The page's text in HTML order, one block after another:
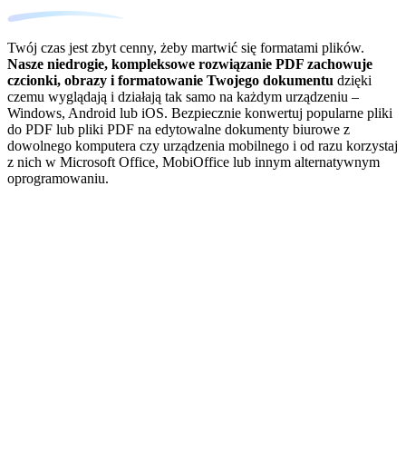
Twój czas jest zbyt cenny, żeby martwić się formatami plików.
Nasze niedrogie, kompleksowe rozwiązanie PDF zachowuje
czcionki, obrazy i formatowanie Twojego dokumentu dzięki
czemu wyglądają i działają tak samo na każdym urządzeniu –
Windows, Android lub iOS. Bezpiecznie konwertuj popularne pliki
do PDF lub pliki PDF na edytowalne dokumenty biurowe z
dowolnego komputera czy urządzenia mobilnego i od razu korzystaj
z nich w Microsoft Office, MobiOffice lub innym alternatywnym
oprogramowaniu.